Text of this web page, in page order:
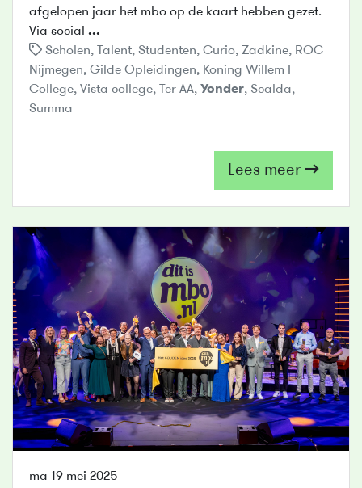
afgelopen jaar het mbo op de kaart hebben gezet.
Via social ...
Scholen, Talent, Studenten, Curio, Zadkine, ROC
Nijmegen, Gilde Opleidingen, Koning Willem I
College, Vista college, Ter AA, Yonder, Scalda,
Summa
Lees meer
ma 19 mei 2025